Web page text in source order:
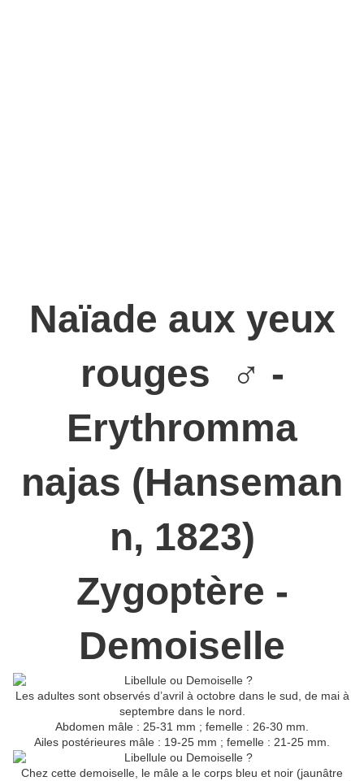
Naïade aux yeux
rouges ♂ -
Erythromma
najas (Hanseman
n, 1823)
Zygoptère -
Demoiselle
Les adultes sont observés d’avril à octobre dans le sud, de mai à
septembre dans le nord.
Abdomen mâle : 25-31 mm ; femelle : 26-30 mm.
Ailes postérieures mâle : 19-25 mm ; femelle : 21-25 mm.
Chez cette demoiselle, le mâle a le corps bleu et noir (jaunâtre